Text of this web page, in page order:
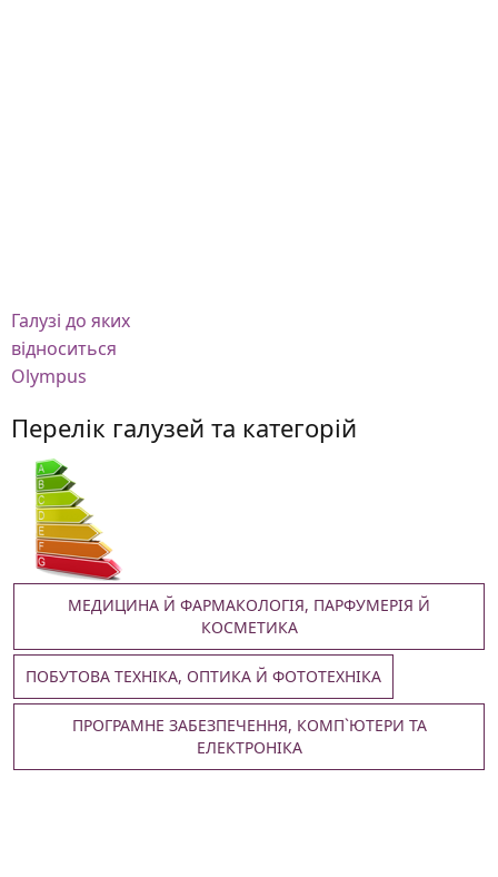
Галузі до яких
відноситься
Olympus
Перелік галузей та категорій
МЕДИЦИНА Й ФАРМАКОЛОГІЯ, ПАРФУМЕРІЯ Й
КОСМЕТИКА
ПОБУТОВА ТЕХНІКА, ОПТИКА Й ФОТОТЕХНІКА
ПРОГРАМНЕ ЗАБЕЗПЕЧЕННЯ, КОМП`ЮТЕРИ ТА
ЕЛЕКТРОНІКА